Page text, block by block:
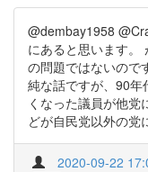
@dembay1958
にあると思います。
の問題ではないので
純な話ですが、90年
くなった議員が他党
どが自民党以外の党
2020-09-22